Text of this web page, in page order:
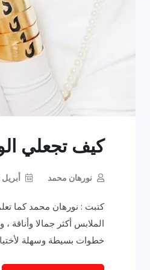
كيف تجعلي
نورهان محمد أبريل 18, 2017
كتبت : نورهان محمد كما
الملابس أكثر جمالا
خطوات بسيطة وسهلة لأختيار